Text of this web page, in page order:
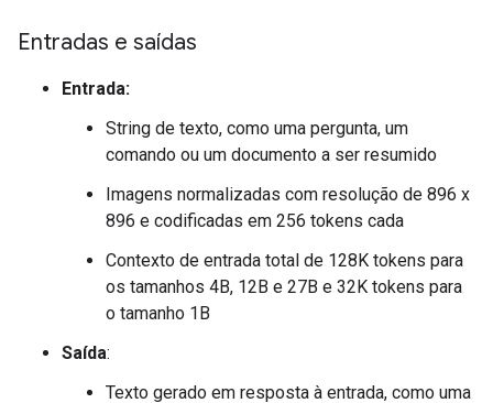
Entradas e saídas
Entrada:
String de texto, como uma pergunta, um
comando ou um documento a ser resumido
Imagens normalizadas com resolução de 896 x
896 e codificadas em 256 tokens cada
Contexto de entrada total de 128K tokens para
os tamanhos 4B, 12B e 27B e 32K tokens para
o tamanho 1B
Saída:
Texto gerado em resposta à entrada, como uma